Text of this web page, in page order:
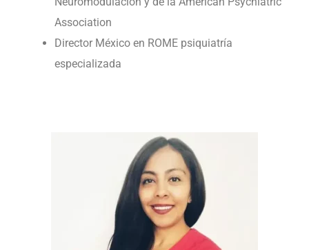
Association
Director México en ROME psiquiatría
especializada